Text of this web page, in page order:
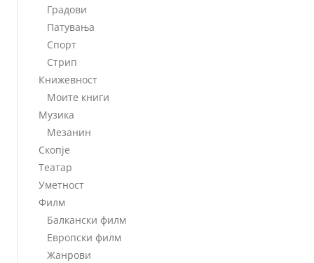
Градови
Патувања
Спорт
Стрип
Книжевност
Моите книги
Музика
Мезанин
Скопје
Театар
Уметност
Филм
Балкански филм
Европски филм
Жанрови